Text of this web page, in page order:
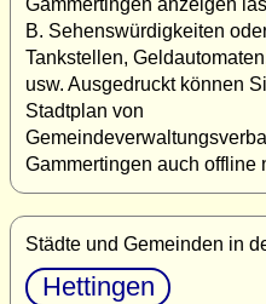
B. Sehenswürdigkeiten
Tankstellen,
usw. Ausgedruckt können
Stadtplan von
Gammertingen auch offline
Städte und Gemeinden in
Hettingen